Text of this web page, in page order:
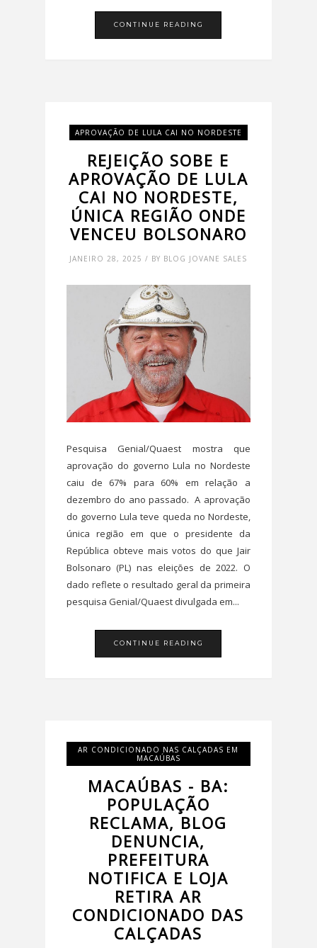
CONTINUE READING
APROVAÇÃO DE LULA CAI NO NORDESTE
REJEIÇÃO SOBE E
APROVAÇÃO DE LULA
CAI NO NORDESTE,
ÚNICA REGIÃO ONDE
VENCEU BOLSONARO
JANEIRO 28, 2025 / BY BLOG JOVANE SALES
Pesquisa Genial/Quaest mostra que
aprovação do governo Lula no Nordeste
caiu de 67% para 60% em relação a
dezembro do ano passado. A aprovação
do governo Lula teve queda no Nordeste,
única região em que o presidente da
República obteve mais votos do que Jair
Bolsonaro (PL) nas eleições de 2022. O
dado reflete o resultado geral da primeira
pesquisa Genial/Quaest divulgada em...
CONTINUE READING
AR CONDICIONADO NAS CALÇADAS EM
MACAÚBAS
MACAÚBAS - BA:
POPULAÇÃO
RECLAMA, BLOG
DENUNCIA,
PREFEITURA
NOTIFICA E LOJA
RETIRA AR
CONDICIONADO DAS
CALÇADAS